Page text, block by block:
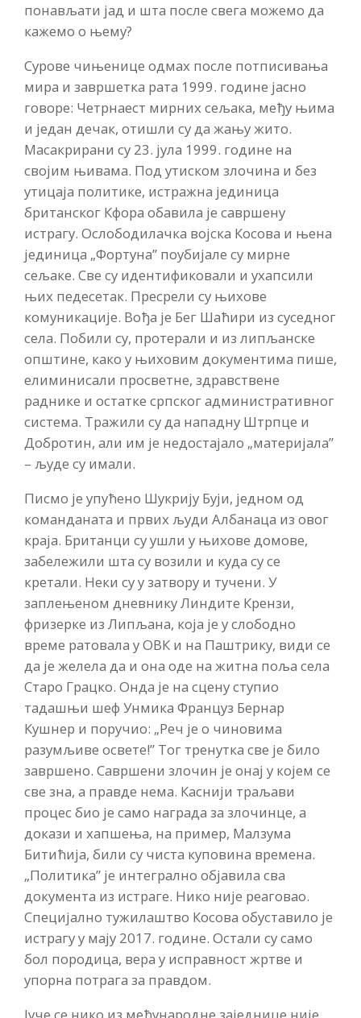
понављати јад и шта после свега можемо да
кажемо о њему?
Сурове чињенице одмах после потписивања
мира и завршетка рата 1999. године јасно
говоре: Четрнаест мирних сељака, међу њима
и један дечак, отишли су да жању жито.
Масакрирани су 23. јула 1999. године на
својим њивама. Под утиском злочина и без
утицаја политике, истражна јединица
британског Кфора обавила је савршену
истрагу. Ослободилачка војска Косова и њена
јединица „Фортуна” поубијале су мирне
сељаке. Све су идентификовали и ухапсили
њих педесетак. Пресрели су њихове
комуникације. Вођа је Бег Шаћири из суседног
села. Побили су, протерали и из липљанске
општине, како у њиховим документима пише,
елиминисали просветне, здравствене
раднике и остатке српског административног
система. Тражили су да нападну Штрпце и
Добротин, али им је недостајало „материјала”
– људе су имали.
Писмо је упућено Шукрију Буји, једном од
команданата и првих људи Албанаца из овог
краја. Британци су ушли у њихове домове,
забележили шта су возили и куда су се
кретали. Неки су у затвору и тучени. У
заплењеном дневнику Линдите Крензи,
фризерке из Липљана, која је у слободно
време ратовала у ОВК и на Паштрику, види се
да је желела да и она оде на житна поља села
Старо Грацко. Онда је на сцену ступио
тадашњи шеф Унмика Француз Бернар
Кушнер и поручио: „Реч је о чиновима
разумљиве освете!” Тог тренутка све је било
завршено. Савршени злочин је онај у којем се
све зна, а правде нема. Каснији траљави
процес био је само награда за злочинце, а
докази и хапшења, на пример, Малзума
Битићија, били су чиста куповина времена.
„Политика” је интегрално објавила сва
документа из истраге. Нико није реаговао.
Специјално тужилаштво Косова обуставило је
истрагу у мају 2017. године. Остали су само
бол породица, вера у исправност жртве и
упорна потрага за правдом.
Јуче се нико из међународне заједнице није